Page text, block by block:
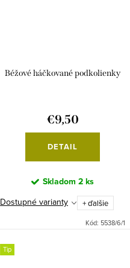
Béžové háčkované podkolienky
€9,50
DETAIL
Skladom 2 ks
Dostupné varianty
+ ďalšie
Kód: 5538/6/1
Tip